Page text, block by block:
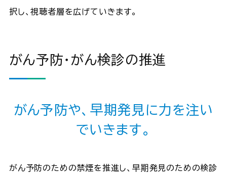
択し、視聴者層を広げていきます。
がん予防・がん検診の推進
がん予防や、早期発見に力を注い
でいきます。
がん予防のための禁煙を推進し、早期発見のための検診